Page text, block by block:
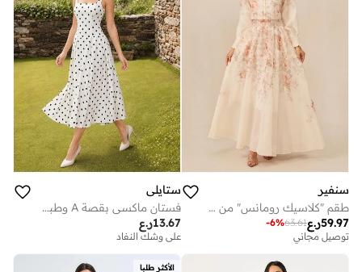
سنفير
طقم "كلاسيك رومانس" من بلوزة وتنورة باللون الوردي وبطبعة الزهور
ر.ع59.97
63.61
-6%
توصيل مجاني
ستايلي
فستان ماكسي بقصة A وطبعة نقاط - أوف وايت
ر.ع13.67
على وشك النفاد
الأكثر طلبا